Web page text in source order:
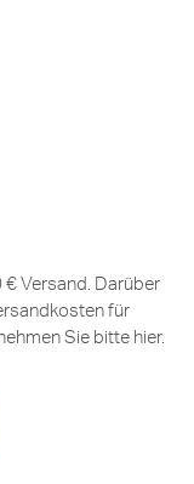
€ Versand. Darüber
für
Sie bitte hier.